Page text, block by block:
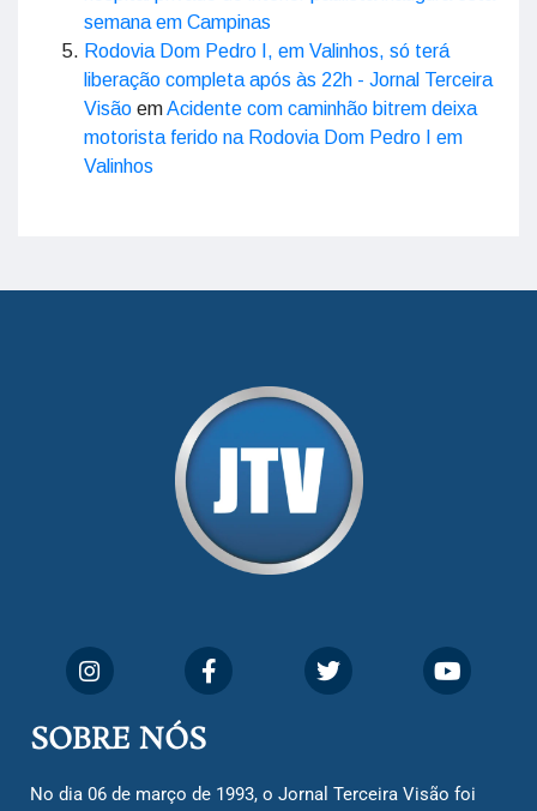
semana em Campinas
Rodovia Dom Pedro I, em Valinhos, só terá
liberação completa após às 22h - Jornal Terceira
Visão emAcidente com caminhão bitrem deixa
motorista ferido na Rodovia Dom Pedro I em
Valinhos
SOBRE NÓS
No dia 06 de março de 1993, o Jornal Terceira Visão foi